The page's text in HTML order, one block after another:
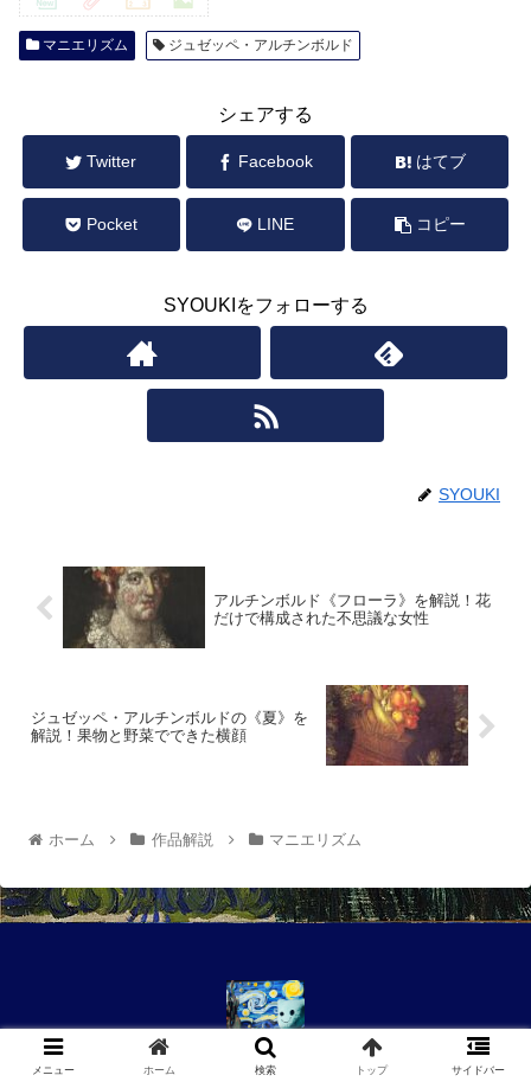
マニエリズム ジュゼッペ・アルチンボルド
シェアする
Twitter Facebook はてブ
Pocket LINE コピー
SYOUKIをフォローする
SYOUKI
アルチンボルド《フローラ》を解説！花
だけで構成された不思議な女性
ジュゼッペ・アルチンボルドの《夏》を
解説！果物と野菜でできた横顔
ホーム 作品解説 マニエリズム
お問い合わせ 運営者情報
メニュー ホーム 検索 トップ サイドバー